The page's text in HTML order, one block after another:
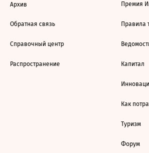
Архив
Обратная связь
Справочный центр
Распространение
Премия
Правила
Капитал
Как
Туризм
Форум